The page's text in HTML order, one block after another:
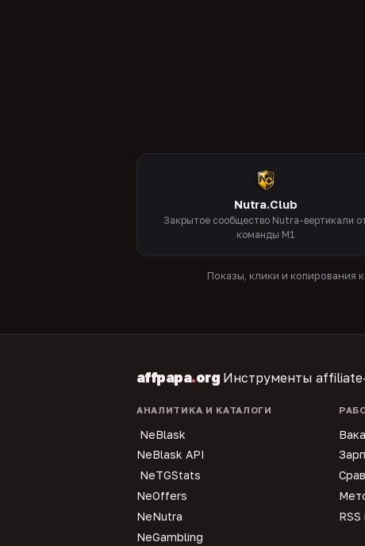
Nutra.Club
Закрытое сообщество Nutra-вертикали
команды M1
Показы, клики и копирования
affpapa.org Инструменты
АНАЛИТИКА И КАТАЛОГИ
NeBlask
NeBlask API
NeTGStats
NeOffers
NeNutra
NeGambling
RSS